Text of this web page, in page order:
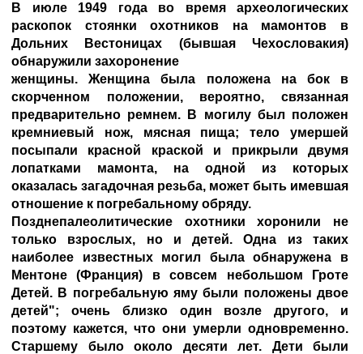
В июле 1949 года во время археологических
раскопок стоянки охотников на мамонтов в
Дольних Вестоницах (бывшая Чехословакия)
обнаружили захоронение
женщины. Женщина была положена на бок в
скорченном положении, вероятно, связанная
предварительно ремнем. В могилу был положен
кремниевый нож, мясная пища; тело умершей
посыпали красной краской и прикрыли двумя
лопатками мамонта, на одной из которых
оказалась загадочная резьба, может быть имевшая
отношение к погребальному обряду.
Позднепалеолитические охотники хоронили не
только взрослых, но и детей. Одна из таких
наиболее известных могил была обнаружена в
Ментоне (Франция) в совсем небольшом Гроте
Детей. В погребальную яму были положены двое
детей"; очень близко один возле другого, и
поэтому кажется, что они умерли одновременно.
Старшему было около десяти лет. Дети были